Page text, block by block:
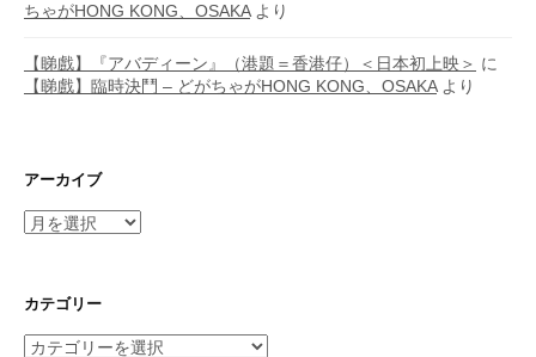
ちゃがHONG KONG、OSAKAより
【睇戲】『アバディーン』（港題＝香港仔）＜日本初上映＞ に
【睇戲】臨時決鬥 – どがちゃがHONG KONG、OSAKAより
アーカイブ
ア
イ
カテゴリー
カ